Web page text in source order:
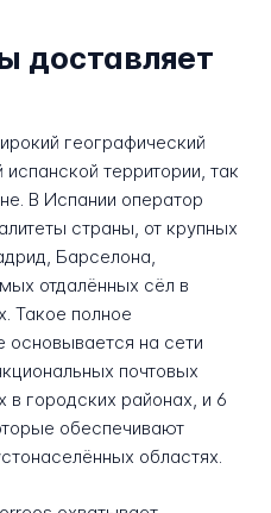
доставляет
географический
территории, так
В Испании оператор
страны, от крупных
Барселона,
отдалённых сёл в
Такое полное
основывается на сети
почтовых
в городских районах, и 6
обеспечивают
областях.